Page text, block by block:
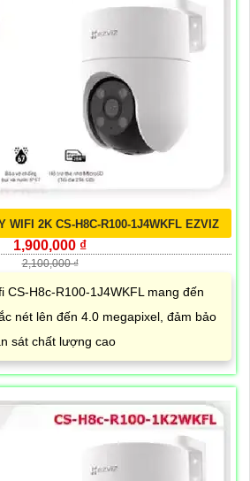
WIFI 2K CS-H8C-R100-1J4WKFL EZVIZ
1,900,000 ₫
2,100,000 ₫
CS-H8c-R100-1J4WKFL mang đến
nét lên đến 4.0 megapixel, đảm bảo
sát chất lượng cao